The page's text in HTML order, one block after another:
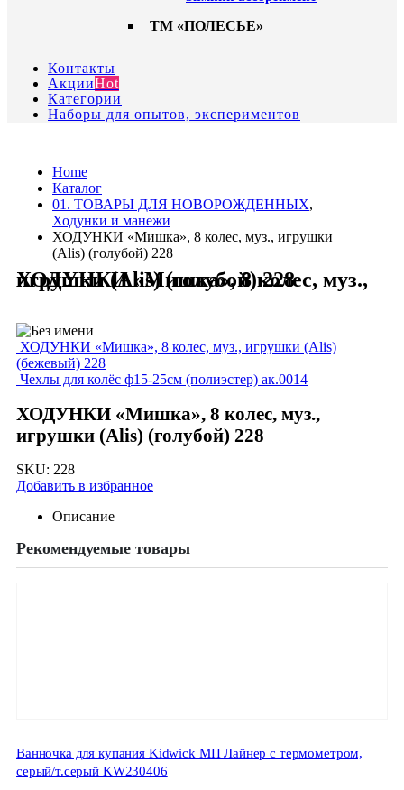
ТМ «ПОЛЕСЬЕ»
Контакты
АкцииHot
Категории
Наборы для опытов, экспериментов
Home
Каталог
01. ТОВАРЫ ДЛЯ НОВОРОЖДЕННЫХ,
Ходунки и манежи
ХОДУНКИ «Мишка», 8 колес, муз., игрушки
(Alis) (голубой) 228
ХОДУНКИ «Мишка», 8 колес, муз., игрушки (Alis) (голубой) 228
ХОДУНКИ «Мишка», 8 колес, муз., игрушки (Alis)
(бежевый) 228
Чехлы для колёс ф15-25см (полиэстер) ак.0014
ХОДУНКИ «Мишка», 8 колес, муз.,
игрушки (Alis) (голубой) 228
SKU: 228
Добавить в избранное
Описание
Рекомендуемые товары
Ванночка для купания Kidwick МП Лайнер с термометром,
серый/т.серый KW230406